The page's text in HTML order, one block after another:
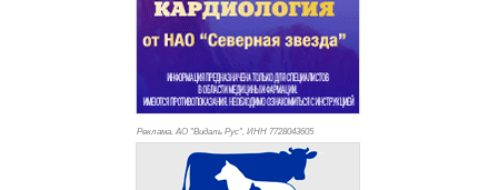
Реклама. АО "Видаль Рус", ИНН 7728043605